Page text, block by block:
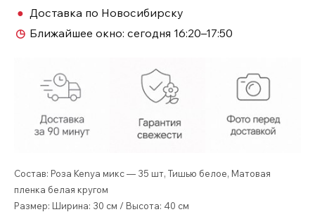
№382
● Доставка по Новосибирску
◷ Ближайшее окно: сегодня 16:20–17:50
Состав: Роза Kenya микс — 35 шт, Тишью белое, Матовая
пленка белая кругом
Размер: Ширина: 30 см / Высота: 40 см